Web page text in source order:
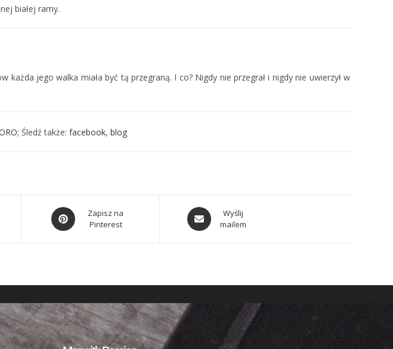
białej ramy.
każda jego walka miała być tą przegraną. I co? Nigdy nie przegrał i nigdy nie uwierzył w
; Śledź także: facebook, blog
Zapisz na
Pinterest
Wyślij
mailem